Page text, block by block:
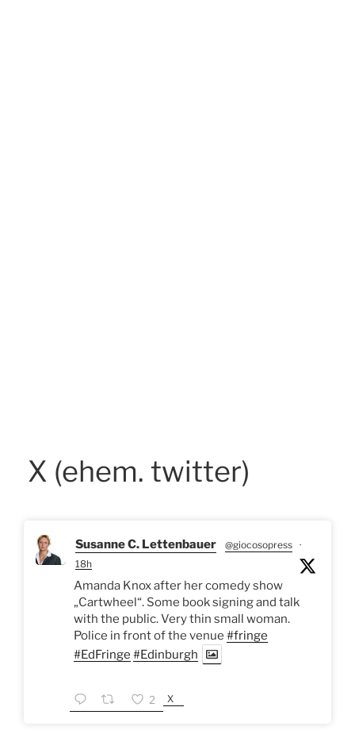
X (ehem. twitter)
Susanne C. Lettenbauer @giocosopress ·
18h
Amanda Knox after her comedy show
„Cartwheel“. Some book signing and talk
with the public. Very thin small woman.
Police in front of the venue #fringe
#EdFringe #Edinburgh
2 X